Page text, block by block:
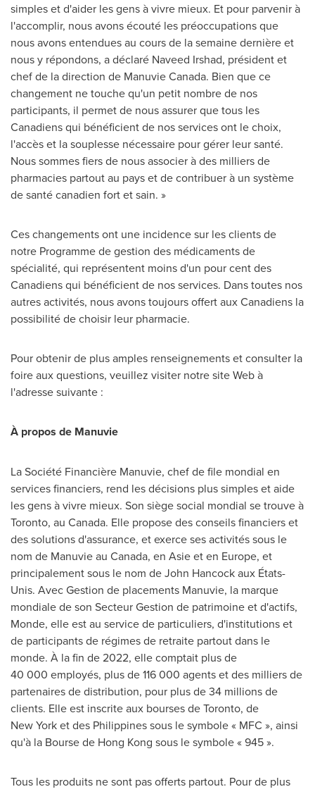
simples et d'aider les gens à vivre mieux. Et pour parvenir à
l'accomplir, nous avons écouté les préoccupations que
nous avons entendues au cours de la semaine dernière et
nous y répondons, a déclaré Naveed Irshad, président et
chef de la direction de Manuvie Canada. Bien que ce
changement ne touche qu'un petit nombre de nos
participants, il permet de nous assurer que tous les
Canadiens qui bénéficient de nos services ont le choix,
l'accès et la souplesse nécessaire pour gérer leur santé.
Nous sommes fiers de nous associer à des milliers de
pharmacies partout au pays et de contribuer à un système
de santé canadien fort et sain. »
Ces changements ont une incidence sur les clients de
notre Programme de gestion des médicaments de
spécialité, qui représentent moins d'un pour cent des
Canadiens qui bénéficient de nos services. Dans toutes nos
autres activités, nous avons toujours offert aux Canadiens la
possibilité de choisir leur pharmacie.
Pour obtenir de plus amples renseignements et consulter la
foire aux questions, veuillez visiter notre site Web à
l'adresse suivante :
À propos de Manuvie
La Société Financière Manuvie, chef de file mondial en
services financiers, rend les décisions plus simples et aide
les gens à vivre mieux. Son siège social mondial se trouve à
Toronto, au Canada. Elle propose des conseils financiers et
des solutions d'assurance, et exerce ses activités sous le
nom de Manuvie au Canada, en Asie et en Europe, et
principalement sous le nom de John Hancock aux États-
Unis. Avec Gestion de placements Manuvie, la marque
mondiale de son Secteur Gestion de patrimoine et d'actifs,
Monde, elle est au service de particuliers, d'institutions et
de participants de régimes de retraite partout dans le
monde. À la fin de 2022, elle comptait plus de
40 000 employés, plus de 116 000 agents et des milliers de
partenaires de distribution, pour plus de 34 millions de
clients. Elle est inscrite aux bourses deToronto, de
New York et des Philippinessous le symbole « MFC », ainsi
qu'à la Bourse de Hong Kong sous le symbole « 945 ».
Tous les produits ne sont pas offerts partout. Pour de plus